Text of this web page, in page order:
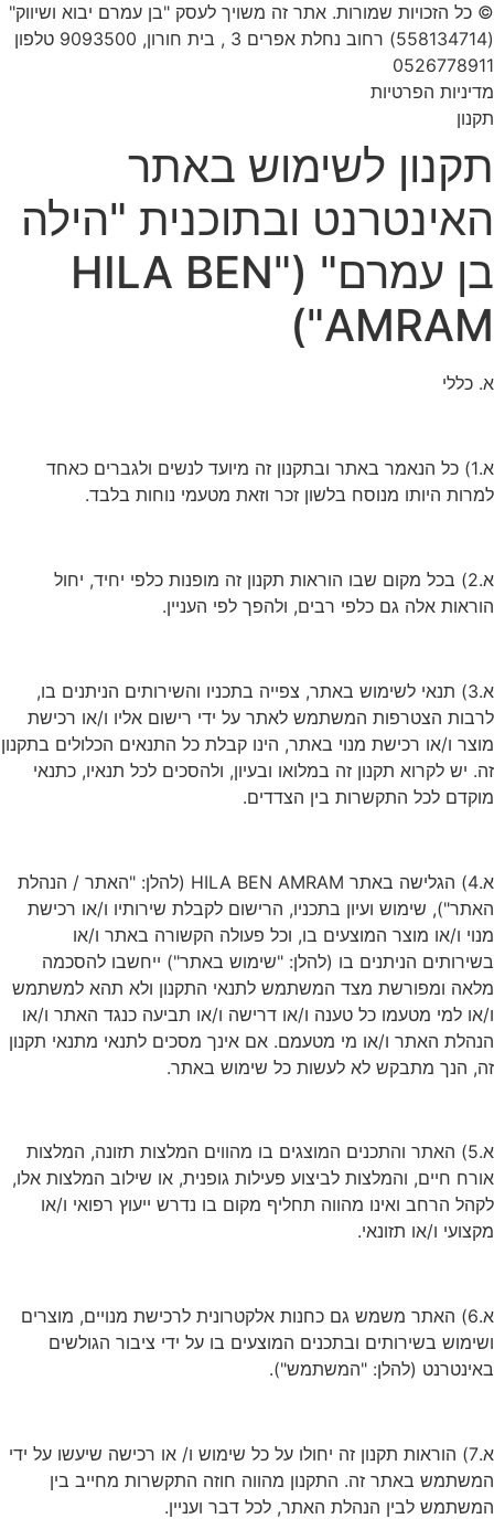
© כל הזכויות שמורות. אתר זה משויך לעסק "בן עמרם יבוא ושיווק"
(558134714) רחוב נחלת אפרים 3 , בית חורון, 9093500 טלפון
0526778911
מדיניות הפרטיות
תקנון
תקנון לשימוש באתר
האינטרנט ובתוכנית "הילה
בן עמרם" ("HILA BEN
AMRAM")
א. כללי
א.1) כל הנאמר באתר ובתקנון זה מיועד לנשים ולגברים כאחד
למרות היותו מנוסח בלשון זכר וזאת מטעמי נוחות בלבד.
א.2) בכל מקום שבו הוראות תקנון זה מופנות כלפי יחיד, יחול
הוראות אלה גם כלפי רבים, ולהפך לפי העניין.
א.3) תנאי לשימוש באתר, צפייה בתכניו והשירותים הניתנים בו,
לרבות הצטרפות המשתמש לאתר על ידי רישום אליו ו/או רכישת
מוצר ו/או רכישת מנוי באתר, הינו קבלת כל התנאים הכלולים בתקנון
זה. יש לקרוא תקנון זה במלואו ובעיון, ולהסכים לכל תנאיו, כתנאי
מוקדם לכל התקשרות בין הצדדים.
א.4) הגלישה באתר HILA BEN AMRAM (להלן: "האתר / הנהלת
האתר"), שימוש ועיון בתכניו, הרישום לקבלת שירותיו ו/או רכישת
מנוי ו/או מוצר המוצעים בו, וכל פעולה הקשורה באתר ו/או
בשירותים הניתנים בו (להלן: "שימוש באתר") ייחשבו להסכמה
מלאה ומפורשת מצד המשתמש לתנאי התקנון ולא תהא למשתמש
ו/או למי מטעמו כל טענה ו/או דרישה ו/או תביעה כנגד האתר ו/או
הנהלת האתר ו/או מי מטעמם. אם אינך מסכים לתנאי מתנאי תקנון
זה, הנך מתבקש לא לעשות כל שימוש באתר.
א.5) האתר והתכנים המוצגים בו מהווים המלצות תזונה, המלצות
אורח חיים, והמלצות לביצוע פעילות גופנית, או שילוב המלצות אלו,
לקהל הרחב ואינו מהווה תחליף מקום בו נדרש ייעוץ רפואי ו/או
מקצועי ו/או תזונאי.
א.6) האתר משמש גם כחנות אלקטרונית לרכישת מנויים, מוצרים
ושימוש בשירותים ובתכנים המוצעים בו על ידי ציבור הגולשים
באינטרנט (להלן: "המשתמש").
א.7) הוראות תקנון זה יחולו על כל שימוש ו/ או רכישה שיעשו על ידי
המשתמש באתר זה. התקנון מהווה חוזה התקשרות מחייב בין
המשתמש לבין הנהלת האתר, לכל דבר ועניין.